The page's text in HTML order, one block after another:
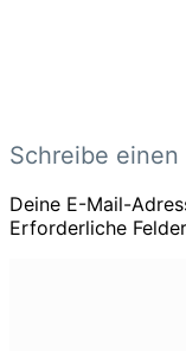
Schreibe einen
Deine E-Mail-
Erforderliche